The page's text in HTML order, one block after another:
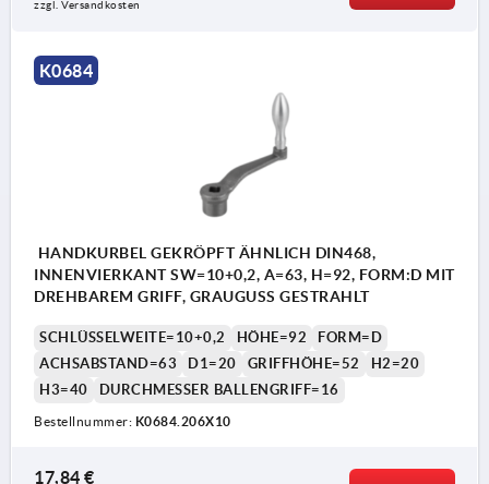
Form D: Handkurbel mit drehbarem Ballengriff
zzgl. Versandkosten
K0684
HANDKURBEL GEKRÖPFT ÄHNLICH DIN468,
INNENVIERKANT SW=10+0,2, A=63, H=92, FORM:D MIT
DREHBAREM GRIFF, GRAUGUSS GESTRAHLT
SCHLÜSSELWEITE=10+0,2 HÖHE=92
FORM=D
ACHSABSTAND=63
D1=20 GRIFFHÖHE=52
H2=20
H3=40
DURCHMESSER BALLENGRIFF=16
Bestellnummer: K0684.206X10
17,84 €